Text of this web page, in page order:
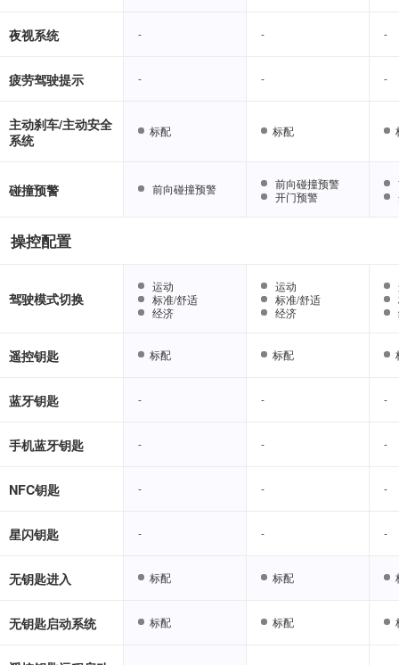
夜视系统 - - -
疲劳驾驶提示 - - -
主动刹车/主动安全
系统
标配 标配
碰撞预警 前向碰撞预警
前向碰撞预警
开门预警
操控配置
驾驶模式切换
运动
标准/舒适
经济
运动
标准/舒适
经济
遥控钥匙 标配 标配
蓝牙钥匙 - - -
手机蓝牙钥匙 - - -
NFC钥匙 - - -
星闪钥匙 - - -
无钥匙进入 标配 标配
无钥匙启动系统 标配 标配
- - -
- - -
标配 标配
前向碰撞预警
前向碰撞预警
开门预警
运动
标准/舒适
经济
运动
标准/舒适
经济
标配 标配
- - -
- - -
- - -
- - -
标配 标配
标配 标配